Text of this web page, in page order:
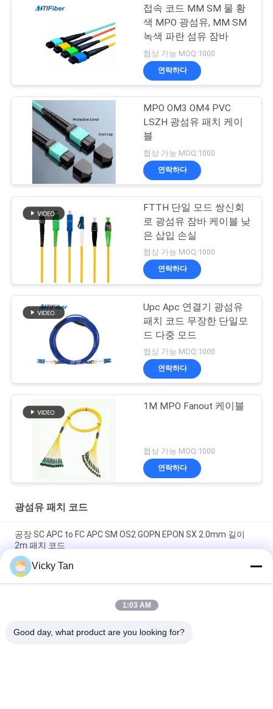
접속 코드 MM SM 물 황
색 MPO 광섬유, MM SM
녹색 파란 섬유 잠바
협상 가능 MOQ:1000
연락하다
MPO OM3 OM4 PVC
LSZH 광섬유 패치 케이
블
협상 가능 MOQ:1000
연락하다
FTTH 단일 모드 쌍신회
로 광섬유 잠바 케이블 낮
은 삽입 손실
협상 가능 MOQ:1000
연락하다
Upc Apc 연결기 광섬유
패치 코드 무장한 단일모
드 다중 모드
협상 가능 MOQ:1000
연락하다
1M MPO Fanout 케이블
협상 가능 MOQ:1000
연락하다
광섬유 패치 코드
공장 SC APC to FC APC SM OS2 GOPN EPON SX 2.0mm 길이
2m 패치 코드
Sc Apc 연한 녹청색 재킷 광 섬유용 패치 코드 단순한 점퍼 G652d
/ G657a에 대한 Sc Apc
FTTH FTTA FTTX 단일모드 섬유 패치 코드 6 핵심 12 핵심 24 핵
Vicky Tan
1:03 AM
Good day, what product are you looking for?